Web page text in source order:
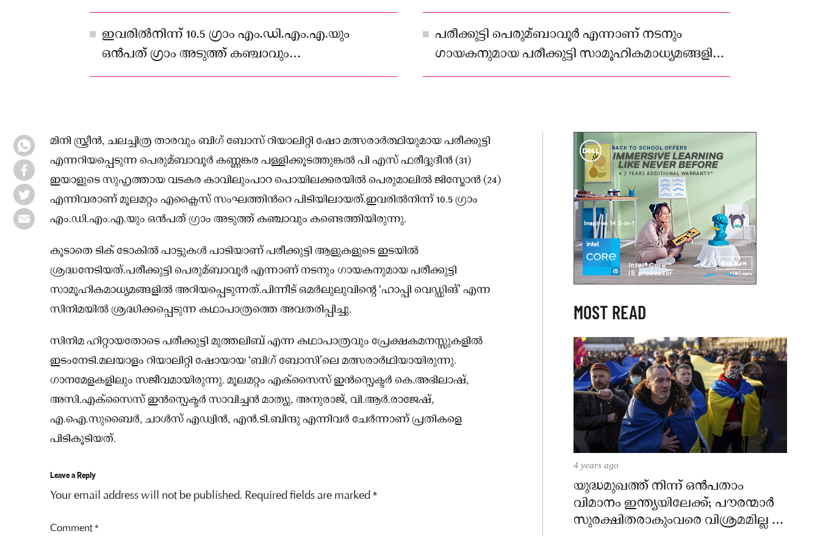
അനുരാജ്, വി.ആര്‍.രാജേഷ്, എ.ഐ.സുബൈര്‍,
ചാള്‍സ് എഡ്വിന്‍, എന്‍.ടി.ബിന്ദു എന്നിവര്‍
ചേര്‍ന്നാണ് പ്രതികളെ പിടികൂടിയത്.
ഇവരില്‍നിന്ന് 10.5 ഗ്രാം എം.ഡി.എം.എ.യും
ഒന്‍പത് ഗ്രാം അടുത്ത് കഞ്ചാവും
കണ്ടെത്തിയിരുന്നു.
പരീക്കുട്ടി പെരുമ്ബാവൂര്‍ എന്നാണ് നടനും
ഗായകനുമായ പരീക്കുട്ടി സാമൂഹികമാധ്യമങ്ങളില്‍
അറിയപ്പെടുന്നത്.
മിനി സ്ക്രീൻ, ചലച്ചിത്ര താരവും ബിഗ് ബോസ് റിയാലിറ്റി ഷോ മത്സരാർത്ഥിയുമായ പരീക്കുട്ടി
എന്നറിയപ്പെടുന്ന പെരുമ്ബാവൂർ കണ്ണങ്കര പള്ളിക്കൂടത്തുങ്കല്‍ പി എസ് ഫരീദ്ദുദീൻ (31)
ഇയാളുടെ സുഹൃത്തായ വടകര കാവിലുംപാറ പൊയിലക്കരയില്‍ പെരുമാലില്‍ ജിസ്മോൻ (24)
എന്നിവരാണ് മൂലമറ്റം എക്സൈസ് സംഘത്തിൻറെ പിടിയിലായത്.ഇവരില്‍നിന്ന് 10.5 ഗ്രാം
എം.ഡി.എം.എ.യും ഒന്‍പത് ഗ്രാം അടുത്ത് കഞ്ചാവും കണ്ടെത്തിയിരുന്നു.
കൂടാതെ ടിക് ടോകില്‍ പാട്ടുകള്‍ പാടിയാണ് പരീക്കുട്ടി ആളുകളുടെ ഇടയിൽ
ശ്രദ്ധനേടിയത്.പരീക്കുട്ടി പെരുമ്ബാവൂര്‍ എന്നാണ് നടനും ഗായകനുമായ പരീക്കുട്ടി
സാമൂഹികമാധ്യമങ്ങളില്‍ അറിയപ്പെടുന്നത്.പിന്നീട് ഒമര്‍ലുലുവിന്റെ ‘ഹാപ്പി വെഡ്ഡിങ്’ എന്ന
സിനിമയില്‍ ശ്രദ്ധിക്കപ്പെടുന്ന കഥാപാത്രത്തെ അവതരിപ്പിച്ചു.
സിനിമ ഹിറ്റായതോടെ പരീക്കുട്ടി മുത്തലിബ് എന്ന കഥാപാത്രവും പ്രേക്ഷകമനസ്സുകളില്‍
ഇടംനേടി.മലയാളം റിയാലിറ്റി ഷോയായ ‘ബിഗ് ബോസി’ലെ മത്സരാര്‍ഥിയായിരുന്നു.
ഗാനമേളകളിലും സജീവമായിരുന്നു. മൂലമറ്റം എക്‌സൈസ് ഇന്‍സ്പെക്ടര്‍ കെ.അഭിലാഷ്,
അസി.എക്‌സൈസ് ഇന്‍സ്പെക്ടര്‍ സാവിച്ചന്‍ മാത്യു, അനുരാജ്, വി.ആര്‍.രാജേഷ്,
എ.ഐ.സുബൈര്‍, ചാള്‍സ് എഡ്വിന്‍, എന്‍.ടി.ബിന്ദു എന്നിവര്‍ ചേര്‍ന്നാണ് പ്രതികളെ
പിടികൂടിയത്.
Leave a Reply
Your email address will not be published. Required fields are marked*
Comment*
MOST READ
4 years ago
യുദ്ധമുഖത്ത് നിന്ന് ഒൻപതാം
വിമാനം ഇന്ത്യയിലേക്ക്; പൗരന്മാർ
സുരക്ഷിതരാകുംവരെ വിശ്രമമില്ല –